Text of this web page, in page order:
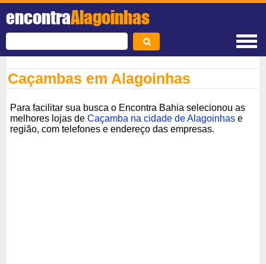
encontraAlagoinhas
Caçambas em Alagoinhas
Para facilitar sua busca o Encontra Bahia selecionou as
melhores lojas deCaçamba na cidade de Alagoinhas e
região, com telefones e endereço das empresas.